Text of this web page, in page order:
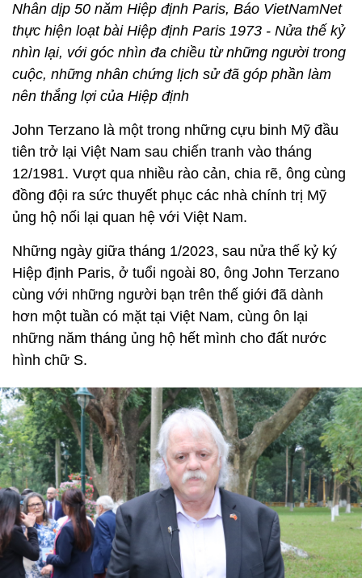
Nhân dịp 50 năm Hiệp định Paris, Báo VietNamNet
thực hiện loạt bài Hiệp định Paris 1973 - Nửa thế kỷ
nhìn lại, với góc nhìn đa chiều từ những người trong
cuộc, những nhân chứng lịch sử đã góp phần làm
nên thắng lợi của Hiệp định
John Terzano là một trong những cựu binh Mỹ đầu
tiên trở lại Việt Nam sau chiến tranh vào tháng
12/1981. Vượt qua nhiều rào cản, chia rẽ, ông cùng
đồng đội ra sức thuyết phục các nhà chính trị Mỹ
ủng hộ nối lại quan hệ với Việt Nam.
Những ngày giữa tháng 1/2023, sau nửa thế kỷ ký
Hiệp định Paris, ở tuổi ngoài 80, ông John Terzano
cùng với những người bạn trên thế giới đã dành
hơn một tuần có mặt tại Việt Nam, cùng ôn lại
những năm tháng ủng hộ hết mình cho đất nước
hình chữ S.